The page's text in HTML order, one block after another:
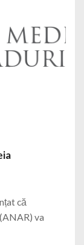
că
va